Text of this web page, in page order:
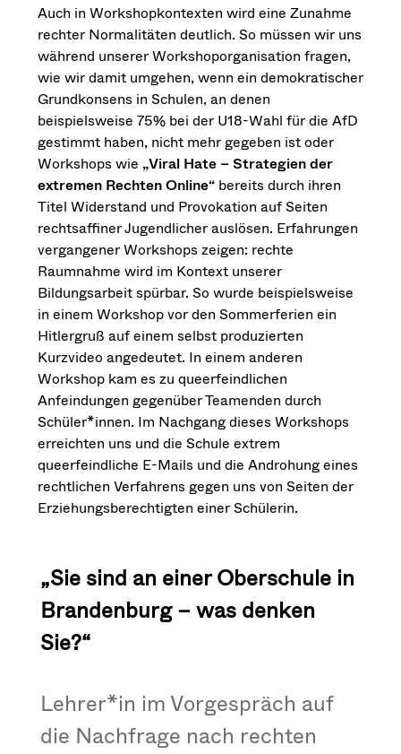
Auch in Workshopkontexten wird eine Zunahme
rechter Normalitäten deutlich. So müssen wir uns
während unserer Workshoporganisation fragen,
wie wir damit umgehen, wenn ein demokratischer
Grundkonsens in Schulen, an denen
beispielsweise 75% bei der U18-Wahl für die AfD
gestimmt haben, nicht mehr gegeben ist oder
Workshops wie „Viral Hate – Strategien der
extremen Rechten Online“ bereits durch ihren
Titel Widerstand und Provokation auf Seiten
rechtsaffiner Jugendlicher auslösen. Erfahrungen
vergangener Workshops zeigen: rechte
Raumnahme wird im Kontext unserer
Bildungsarbeit spürbar. So wurde beispielsweise
in einem Workshop vor den Sommerferien ein
Hitlergruß auf einem selbst produzierten
Kurzvideo angedeutet. In einem anderen
Workshop kam es zu queerfeindlichen
Anfeindungen gegenüber Teamenden durch
Schüler*innen. Im Nachgang dieses Workshops
erreichten uns und die Schule extrem
queerfeindliche E-Mails und die Androhung eines
rechtlichen Verfahrens gegen uns von Seiten der
Erziehungsberechtigten einer Schülerin.
„Sie sind an einer Oberschule in
Brandenburg – was denken
Sie?“
Lehrer*in im Vorgespräch auf
die Nachfrage nach rechten